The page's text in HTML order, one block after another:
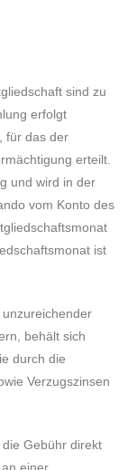
sind zu
erfolgt
für das der
erteilt.
und wird in der
vom Konto des
ist
behält sich
durch die
Verzugszinsen
Gebühr direkt
einer